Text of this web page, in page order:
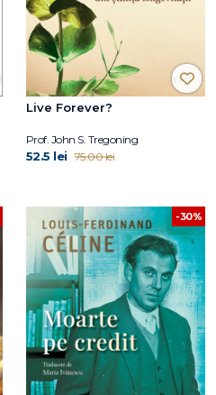
Live Forever?
Prof. John S. Tregoning
52.5 lei 75.00 lei
-30%